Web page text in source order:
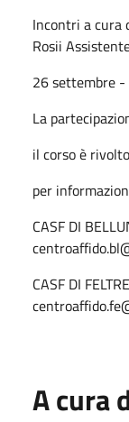
Incontri a cura
Rosii
26 settembre
La
il corso è
per
CASF DI
CASF DI
A cura